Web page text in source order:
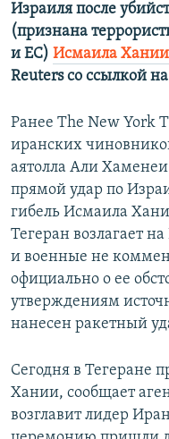
Израиля после
(признана
и ЕС) Исмаила Хании
Reuters со ссылкой
Ранее The New York
иранских
аятолла Али Хаменеи
прямой удар по
гибель Исмаила
Тегеран возлагает
и военные не
официально о ее
утверждениям
нанесен ракетный
Сегодня в Тегеране
Хании, сообщает
возглавит лидер